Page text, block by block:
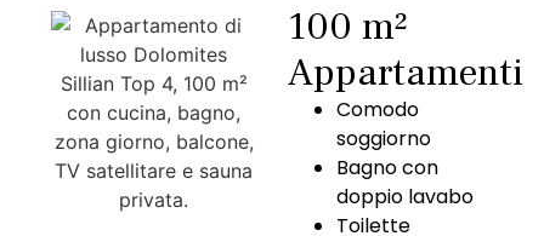
100 m²
Appartamenti
Comodo
soggiorno
Bagno con
doppio lavabo
Toilette